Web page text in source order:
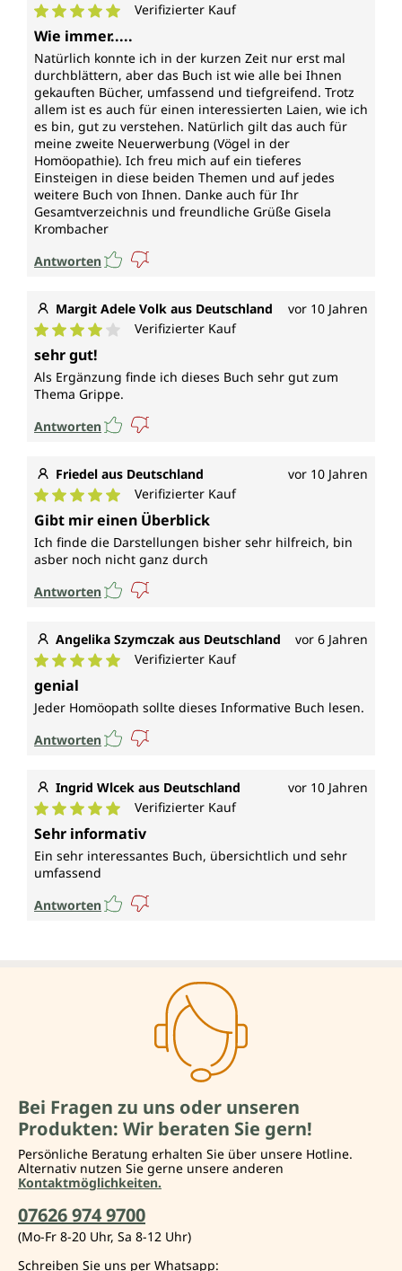
Durchschnittliche Bewertung von 5 von 5 Sternen
Verifizierter Kauf
Wie immer.....
Natürlich konnte ich in der kurzen Zeit nur erst mal
durchblättern, aber das Buch ist wie alle bei Ihnen
gekauften Bücher, umfassend und tiefgreifend. Trotz
allem ist es auch für einen interessierten Laien, wie ich
es bin, gut zu verstehen. Natürlich gilt das auch für
meine zweite Neuerwerbung (Vögel in der
Homöopathie). Ich freu mich auf ein tieferes
Einsteigen in diese beiden Themen und auf jedes
weitere Buch von Ihnen. Danke auch für Ihr
Gesamtverzeichnis und freundliche Grüße Gisela
Krombacher
Antworten
Margit Adele Volk aus Deutschland vor 10 Jahren
Durchschnittliche Bewertung von 4 von 5 Sternen
Verifizierter Kauf
sehr gut!
Als Ergänzung finde ich dieses Buch sehr gut zum
Thema Grippe.
Antworten
Friedel aus Deutschland vor 10 Jahren
Durchschnittliche Bewertung von 5 von 5 Sternen
Verifizierter Kauf
Gibt mir einen Überblick
Ich finde die Darstellungen bisher sehr hilfreich, bin
asber noch nicht ganz durch
Antworten
Angelika Szymczak aus Deutschland vor 6 Jahren
Durchschnittliche Bewertung von 5 von 5 Sternen
Verifizierter Kauf
genial
Jeder Homöopath sollte dieses Informative Buch lesen.
Antworten
Ingrid Wlcek aus Deutschland vor 10 Jahren
Durchschnittliche Bewertung von 5 von 5 Sternen
Verifizierter Kauf
Sehr informativ
Ein sehr interessantes Buch, übersichtlich und sehr
umfassend
Antworten
Bei Fragen zu uns oder unseren
Produkten: Wir beraten Sie gern!
Persönliche Beratung erhalten Sie über unsere Hotline.
Alternativ nutzen Sie gerne unsere anderen
Kontaktmöglichkeiten.
07626 974 9700
(Mo-Fr 8-20 Uhr, Sa 8-12 Uhr)
Schreiben Sie uns per Whatsapp: